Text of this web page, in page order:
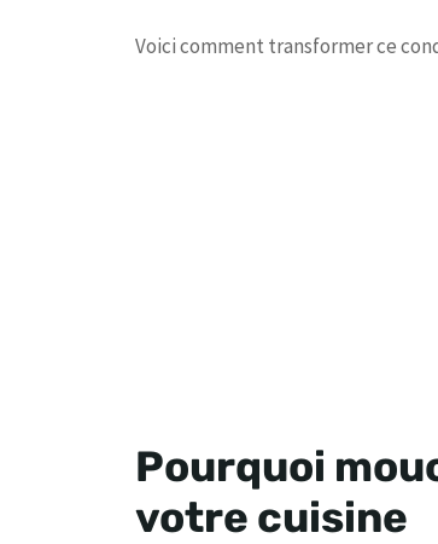
Voici comment transformer ce
Pourquoi
votre cuisine